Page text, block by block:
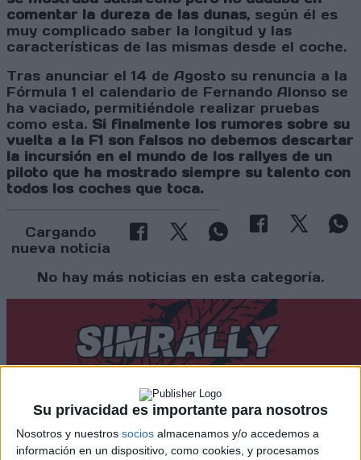
Su privacidad es importante para nosotros
Nosotros y nuestros socios almacenamos y/o accedemos a
información en un dispositivo, como cookies, y procesamos
comentar la dureza de las dunas, según él es
muy complicado saber la longitud y las
características de las mismas desde el coche.
Tras anunciar el 14 de Agosto su renuncia a la
Fórmula 1 el calendario de Fernando Alonso se
ha vaciado, permitiéndole realizar pruebas
como esta. Si finalmente los rumores sobre su
vuelta a la F1 son falsos no debemos descartar
la incursión en el mundo de los rallyes de un
piloto que ha mostrado siempre su talento con
todos los coches que toca.
Cargando
nueva noticia
No hay más noticias en esta categoría.
Rallyes